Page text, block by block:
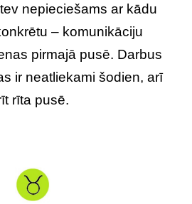
nepieciešams ar kādu
– komunikāciju
pirmajā pusē. Darbus
ir neatliekami šodien, arī
rīta pusē.